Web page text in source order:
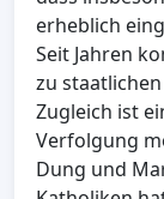
erheblich
Seit Jahren
zu
Zugleich ist
Verfolgung
Dung und